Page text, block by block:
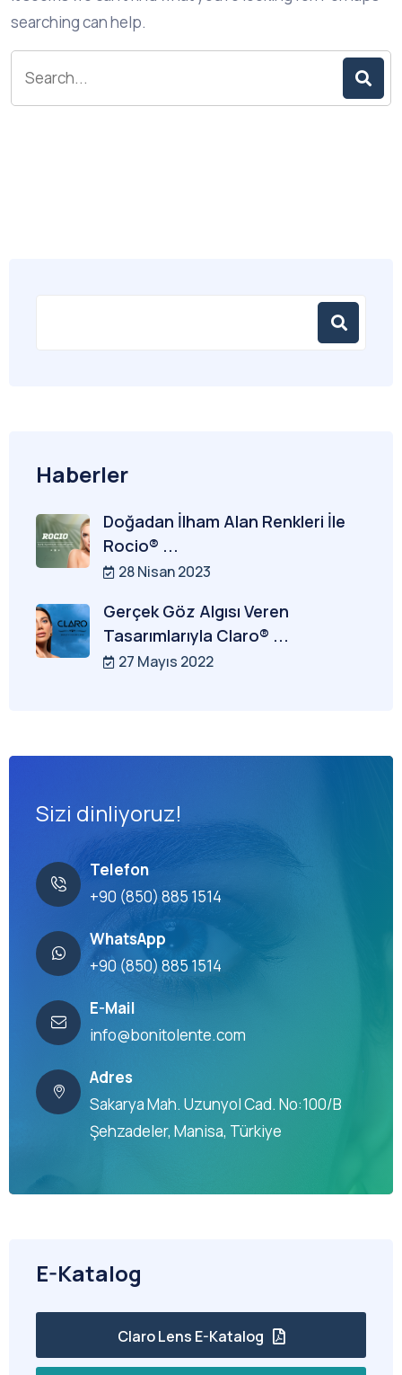
searching can help.
Haberler
Doğadan İlham Alan Renkleri İle
Rocio® ...
28 Nisan 2023
Gerçek Göz Algısı Veren
Tasarımlarıyla Claro® ...
27 Mayıs 2022
Sizi dinliyoruz!
Telefon
+90 (850) 885 1514
WhatsApp
+90 (850) 885 1514
E-Mail
info@bonitolente.com
Adres
Sakarya Mah. Uzunyol Cad. No:100/B
Şehzadeler, Manisa, Türkiye
E-Katalog
Claro Lens E-Katalog